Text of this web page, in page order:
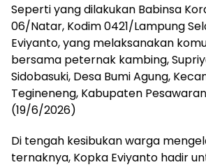
Seperti yang dilakukan Babinsa
06/Natar, Kodim 0421/Lampung
Eviyanto, yang melaksanakan
bersama peternak kambing,
Sidobasuki, Desa Bumi Agung,
Tegineneng, Kabupaten
(19/6/2026)
Di tengah kesibukan warga
ternaknya, Kopka Eviyanto hadir